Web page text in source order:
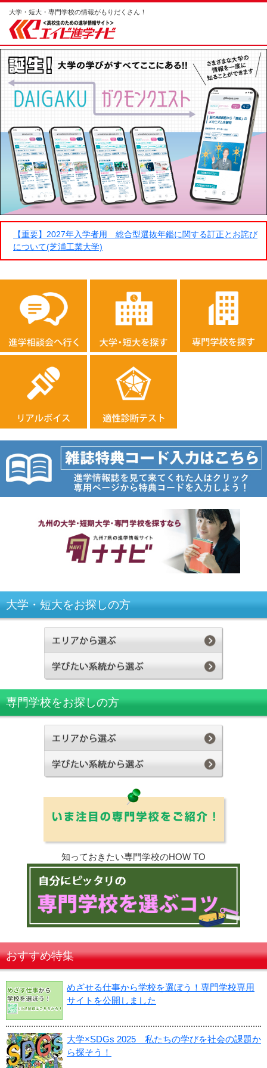
大学・短大・専門学校の情報がもりだくさん！
【重要】2027年入学者用 総合型選抜年鑑に関する訂正とお詫び
について(芝浦工業大学)
大学・短大をお探しの方
専門学校をお探しの方
知っておきたい専門学校のHOW TO
おすすめ特集
めざせる仕事から学校を選ぼう！専門学校専用
サイトを公開しました
大学×SDGs 2025 私たちの学びを社会の課題か
ら探そう！